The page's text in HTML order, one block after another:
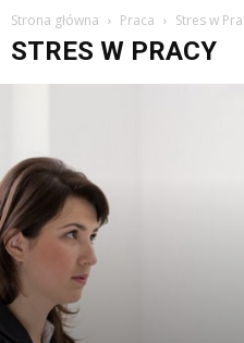
Strona główna Praca Stres w
STRES W PRACY